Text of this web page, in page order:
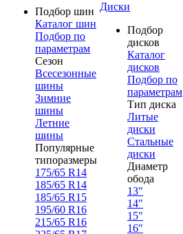
Подбор шин
Каталог шин
Подбор по
параметрам
Сезон
Всесезонные
шины
Зимние
шины
Летние
шины
Популярные
типоразмеры
175/65 R14
185/65 R14
185/65 R15
195/60 R16
215/65 R16
Диски
Подбор
дисков
Каталог
дисков
Подбор по
параметрам
Тип диска
Литые
диски
Стальные
диски
Диаметр
обода
13"
14"
15"
16"